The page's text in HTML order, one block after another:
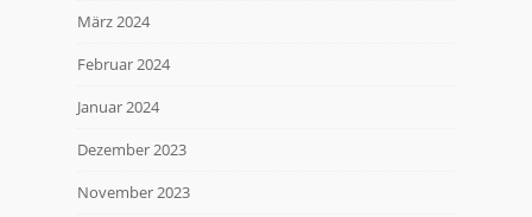
März 2024
Februar 2024
Januar 2024
Dezember 2023
November 2023